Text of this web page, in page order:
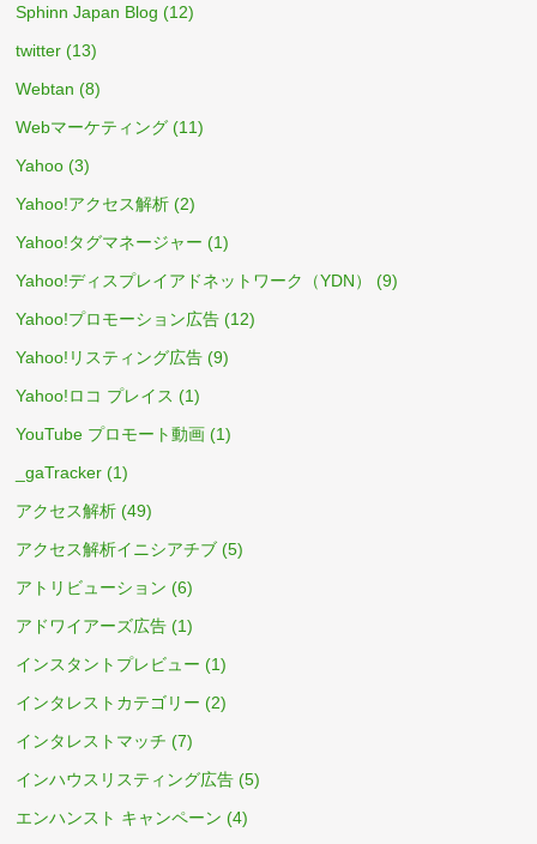
Sphinn Japan Blog (12)
twitter (13)
Webtan (8)
Webマーケティング (11)
Yahoo (3)
Yahoo!アクセス解析 (2)
Yahoo!タグマネージャー (1)
Yahoo!ディスプレイアドネットワーク（YDN）
(9)
Yahoo!プロモーション広告 (12)
Yahoo!リスティング広告 (9)
Yahoo!ロコ プレイス (1)
YouTube プロモート動画 (1)
_gaTracker (1)
アクセス解析 (49)
アクセス解析イニシアチブ (5)
アトリビューション (6)
アドワイアーズ広告 (1)
インスタントプレビュー (1)
インタレストカテゴリー (2)
インタレストマッチ (7)
インハウスリスティング広告 (5)
エンハンスト キャンペーン (4)